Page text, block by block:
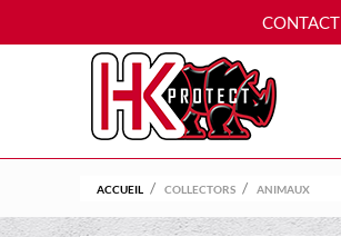
CONTACT
ACCUEIL COLLECTORS ANIMAUX